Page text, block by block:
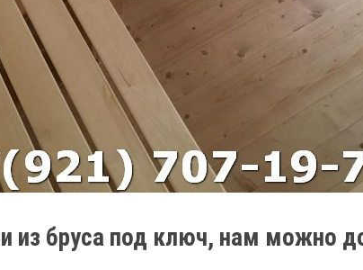
из бруса под ключ, нам можно